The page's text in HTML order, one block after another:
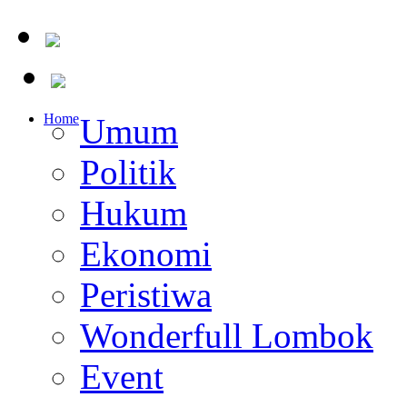
HomeUmum
Politik
Hukum
Ekonomi
Peristiwa
Wonderfull Lombok
Event